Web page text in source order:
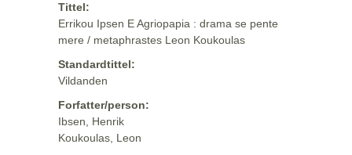
Tittel:
Errikou Ipsen E Agriopapia : drama se pente
mere / metaphrastes Leon Koukoulas
Standardtittel:
Vildanden
Forfatter/person:
Ibsen, Henrik
Koukoulas, Leon